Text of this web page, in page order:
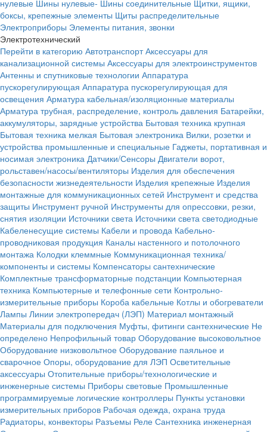
нулевые Шины нулевые- Шины соединительные Щитки, ящики,
боксы, крепежные элементы Щиты распределительные
Электроприборы Элементы питания, звонки
Электротехнический
Перейти в категорию Автотранспорт Аксессуары для
канализационной системы Аксессуары для электроинструментов
Антенны и спутниковые технологии Аппаратура
пускорегулирующая Аппаратура пускорегулирующая для
освещения Арматура кабельная/изоляционные материалы
Арматура трубная, распределение, контроль давления Батарейки,
аккумуляторы, зарядные устройства Бытовая техника крупная
Бытовая техника мелкая Бытовая электроника Вилки, розетки и
устройства промышленные и специальные Гаджеты, портативная и
носимая электроника Датчики/Сенсоры Двигатели ворот,
рольставен/насосы/вентиляторы Изделия для обеспечения
безопасности жизнедеятельности Изделия крепежные Изделия
монтажные для коммуникационных сетей Инструмент и средства
защиты Инструмент ручной Инструменты для опрессовки, резки,
снятия изоляции Источники света Источники света светодиодные
Кабеленесущие системы Кабели и провода Кабельно-
проводниковая продукция Каналы настенного и потолочного
монтажа Колодки клеммные Коммуникационная техника/
компоненты и системы Компенсаторы сантехнические
Комплектные трансформаторные подстанции Компьютерная
техника Компьютерные и телефонные сети Контрольно-
измерительные приборы Короба кабельные Котлы и обогреватели
Лампы Линии электропередач (ЛЭП) Материал монтажный
Материалы для подключения Муфты, фитинги сантехнические Не
определено Непрофильный товар Оборудование высоковольтное
Оборудование низковольтное Оборудование паяльное и
сварочное Опоры, оборудование для ЛЭП Осветительные
аксессуары Отопительные приборы/технологические и
инженерные системы Приборы световые Промышленные
программируемые логические контроллеры Пункты установки
измерительных приборов Рабочая одежда, охрана труда
Радиаторы, конвекторы Разъемы Реле Сантехника инженерная